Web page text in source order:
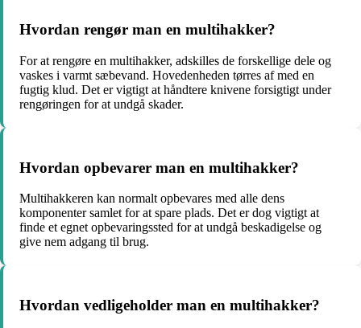
Hvordan rengør man en multihakker?
For at rengøre en multihakker, adskilles de forskellige dele og
vaskes i varmt sæbevand. Hovedenheden tørres af med en
fugtig klud. Det er vigtigt at håndtere knivene forsigtigt under
rengøringen for at undgå skader.
Hvordan opbevarer man en multihakker?
Multihakkeren kan normalt opbevares med alle dens
komponenter samlet for at spare plads. Det er dog vigtigt at
finde et egnet opbevaringssted for at undgå beskadigelse og
give nem adgang til brug.
Hvordan vedligeholder man en multihakker?